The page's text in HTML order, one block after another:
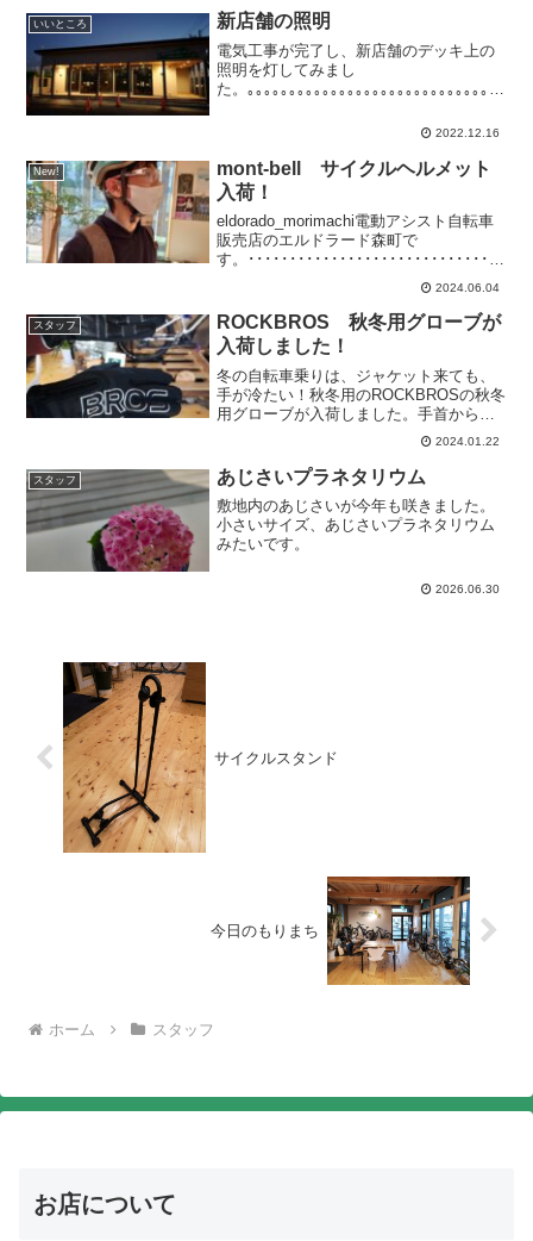
からは一緒に走れますね。お二人のステ
キな...
いいところ 新店舗の照明
電気工事が完了し、新店舗のデッキ上の
照明を灯してみまし
た。｡｡｡｡｡｡｡｡｡｡｡｡｡｡｡｡｡｡｡｡｡｡｡｡｡｡｡｡｡｡｡
｡｡｡｡｡｡｡｡｡｡｡｡｡｡｡｡電動アシスト自転
2022.12.16
New!
mont-bell サイクルヘルメット
入荷！
eldorado_morimachi電動アシスト自転車
販売店のエルドラード森町で
す。･････････････････････････････
続々、ヘルメット入荷中です！mont-bell
サイクルヘルメットロード・クロスバイ
ク用カラー：ライ...
2024.06.04
スタッフ
ROCKBROS 秋冬用グローブが
入荷しました！
冬の自転車乗りは、ジャケット来ても、
手が冷たい！秋冬用のROCKBROSの秋冬
用グローブが入荷しました。手首から甲
の部分にファスナーが付いているので、
着脱しやすいです。グローブしたまま、
スマホ操作もできます。
2024.01.22
スタッフ あじさいプラネタリウム
敷地内のあじさいが今年も咲きました。
小さいサイズ、あじさいプラネタリウム
みたいです。
2026.06.30
サイクルスタンド
今日のもりまち
ホーム スタッフ
お店について